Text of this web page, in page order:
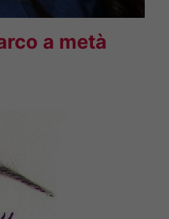
a metà